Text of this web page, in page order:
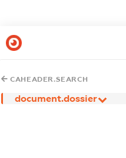
CAHEADER.SEARCH
document.dossier